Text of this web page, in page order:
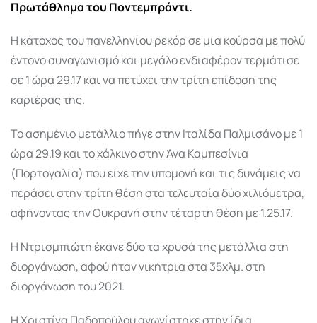
Πρωτάθλημα του Ποντεμπράντι.
Η κάτοχος του πανελληνίου ρεκόρ σε μια κούρσα με πολύ
έντονο συναγωνισμό και μεγάλο ενδιαφέρον τερμάτισε
σε 1 ώρα 29.17 και να πετύχει την τρίτη επίδοση της
καριέρας της.
Το ασημένιο μετάλλιο πήγε στην Ιταλίδα Παλμισάνο με 1
ώρα 29.19 και το χάλκινο στην Άνα Καμπεσίνια
(Πορτογαλία) που είχε την υπομονή και τις δυνάμεις να
περάσει στην τρίτη θέση στα τελευταία δύο χιλιόμετρα,
αφήνοντας την Ουκρανή στην τέταρτη θέση με 1.25.17.
Η Ντρισμπιώτη έκανε δύο τα χρυσά της μετάλλια στη
διοργάνωση, αφού ήταν νικήτρια στα 35χλμ. στη
διοργάνωση του 2021.